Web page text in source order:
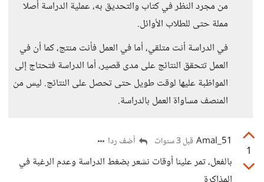
من مجرد النظر في كتاب والتحديق به، عملية الدراسة أصلا
مملة حتى للطلاب الأوائل.
في الدراسة أنت متلقي، أما في العمل فأنت منتج، كما أن في
العمل تتحقق النتائج على مدى قصير، أما الدراسة فتحتاج إلى
المواظبة عليها لوقت طويل حتى تحصل على النتائج. ليس من
المنصف مساواة العمل بالدراسة.
1
Amal_51 قبل 3 سنوات أضف ردا
بالفعل، تمر علينا أوقات نشعر بضغط الدراسة وعدم الرغبة في